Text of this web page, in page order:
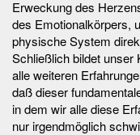
Erweckung des
des Emotionalkörpers,
physische System
Schließlich bildet unser
alle weiteren
daß dieser
in dem wir alle diese
nur irgendmöglich